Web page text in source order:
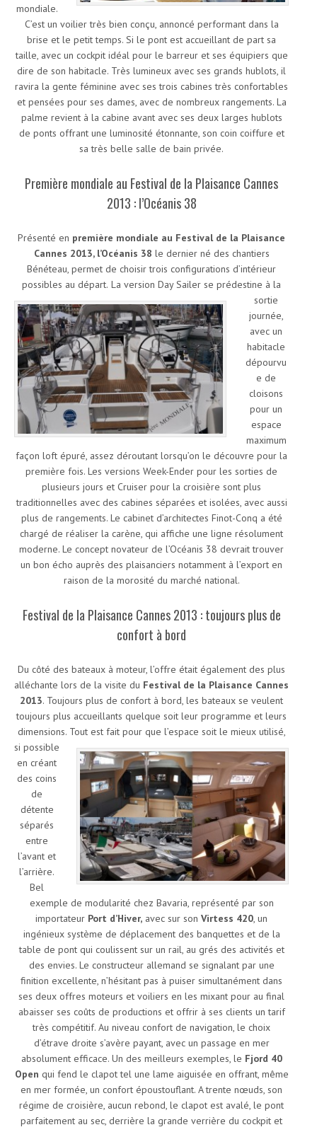
mondiale.
C’est un voilier très bien conçu, annoncé performant dans la
brise et le petit temps. Si le pont est accueillant de part sa
taille, avec un cockpit idéal pour le barreur et ses équipiers que
dire de son habitacle. Très lumineux avec ses grands hublots, il
ravira la gente féminine avec ses trois cabines très confortables
et pensées pour ses dames, avec de nombreux rangements. La
palme revient à la cabine avant avec ses deux larges hublots
de ponts offrant une luminosité étonnante, son coin coiffure et
sa très belle salle de bain privée.
Première mondiale au Festival de la Plaisance Cannes
2013 : l’Océanis 38
Présenté en première mondiale au Festival de la Plaisance
Cannes 2013, l’Océanis 38 le dernier né des chantiers
Bénéteau, permet de choisir trois configurations d’intérieur
possibles au départ. La version Day Sailer se prédestine à la
sortie
journée,
avec un
habitacle
dépourvu
e de
cloisons
pour un
espace
maximum
façon loft épuré, assez déroutant lorsqu’on le découvre pour la
première fois. Les versions Week-Ender pour les sorties de
plusieurs jours et Cruiser pour la croisière sont plus
traditionnelles avec des cabines séparées et isolées, avec aussi
plus de rangements. Le cabinet d’architectes Finot-Conq a été
chargé de réaliser la carène, qui affiche une ligne résolument
moderne. Le concept novateur de l’Océanis 38 devrait trouver
un bon écho auprès des plaisanciers notamment à l’export en
raison de la morosité du marché national.
Festival de la Plaisance Cannes 2013 : toujours plus de
confort à bord
Du côté des bateaux à moteur, l’offre était également des plus
alléchante lors de la visite du Festival de la Plaisance Cannes
2013. Toujours plus de confort à bord, les bateaux se veulent
toujours plus accueillants quelque soit leur programme et leurs
dimensions. Tout est fait pour que l’espace soit le mieux utilisé,
si possible
en créant
des coins
de
détente
séparés
entre
l’avant et
l’arrière.
Bel
exemple de modularité chez Bavaria, représenté par son
importateur Port d’Hiver, avec sur son Virtess 420, un
ingénieux système de déplacement des banquettes et de la
table de pont qui coulissent sur un rail, au grés des activités et
des envies. Le constructeur allemand se signalant par une
finition excellente, n’hésitant pas à puiser simultanément dans
ses deux offres moteurs et voiliers en les mixant pour au final
abaisser ses coûts de productions et offrir à ses clients un tarif
très compétitif. Au niveau confort de navigation, le choix
d’étrave droite s’avère payant, avec un passage en mer
absolument efficace. Un des meilleurs exemples, le Fjord 40
Open qui fend le clapot tel une lame aiguisée en offrant, même
en mer formée, un confort époustouflant. A trente nœuds, son
régime de croisière, aucun rebond, le clapot est avalé, le pont
parfaitement au sec, derrière la grande verrière du cockpit et